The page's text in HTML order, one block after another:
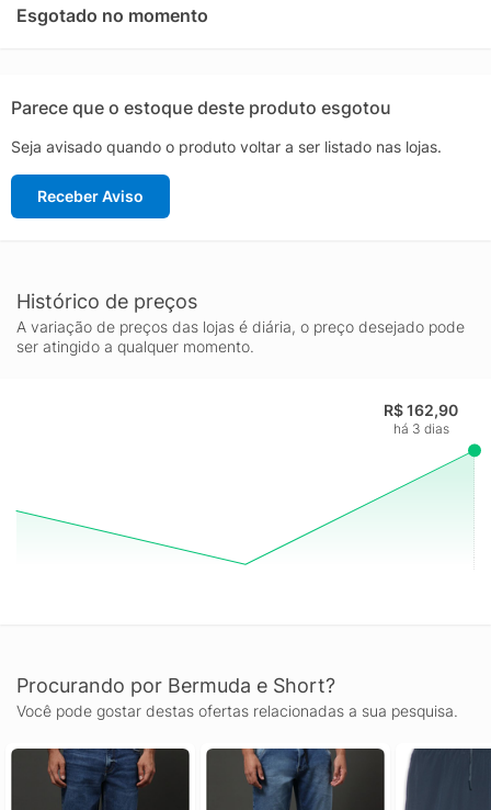
Esgotado no momento
Parece que o estoque deste produto esgotou
Seja avisado quando o produto voltar a ser listado nas lojas.
Receber Aviso
Histórico de preços
A variação de preços das lojas é diária, o preço desejado pode
ser atingido a qualquer momento.
R$ 162,90
há 3 dias
Procurando por Bermuda e Short?
Você pode gostar destas ofertas relacionadas a sua pesquisa.